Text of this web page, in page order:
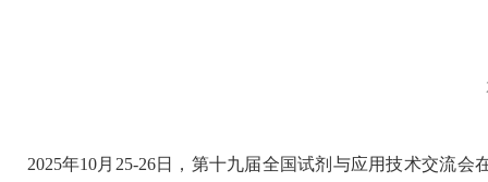
2025年10月 25-26日，第十九届全国试剂与应用技术交流会